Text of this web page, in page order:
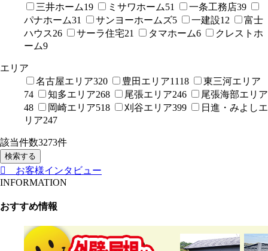
三井ホーム19 ミサワホーム51 一条工務店39
パナホーム31 サンヨーホームズ5 一建設12
富士
ハウス26 サーラ住宅21 タマホーム6
クレストホ
ーム9
エリア
名古屋エリア320 豊田エリア1118
東三河エリア
74
知多エリア268 尾張エリア246
尾張海部エリア
48
岡崎エリア518 刈谷エリア399
日進・みよしエ
リア247
該当件数3273件
検索する
お客様インタビュー
INFORMATION
おすすめ情報